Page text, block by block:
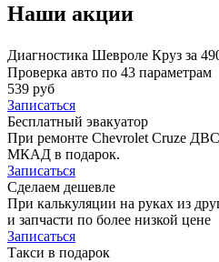
Наши акции
Диагностика Шевроле Круз за
Проверка авто по 43 параметрам
539 руб
Записаться
Бесплатный эвакуатор
При ремонте Chevrolet Cruze
МКАД в подарок.
Записаться
Сделаем дешевле
При калькуляции на руках из
и запчасти по более низкой цене
Записаться
Такси в подарок